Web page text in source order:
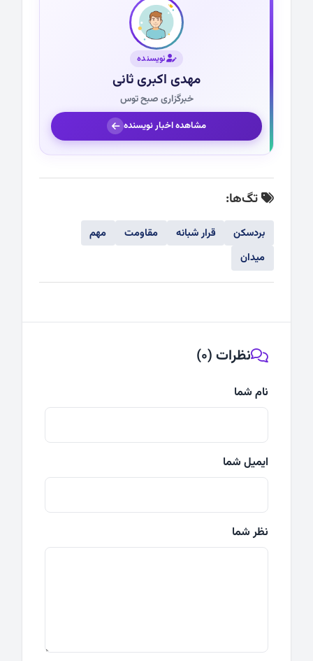
نویسنده
مهدی اکبری ثانی
خبرگزاری صبح توس
مشاهده اخبار نویسنده
تگ‌ها:
بردسکن قرار شبانه مقاومت
مهم
میدان
نظرات (0)
نام شما
ایمیل شما
نظر شما